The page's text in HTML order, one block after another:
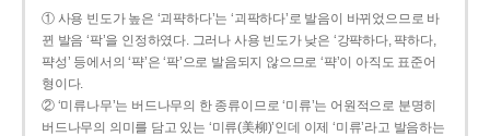
① 사용 빈도가 높은 ‘괴퍅하다’는 ‘괴팍하다’로 발음이 바뀌었으므로 바
뀐 발음 ‘팍’을 인정하였다. 그러나 사용 빈도가 낮은 ‘강퍅하다, 퍅하다,
퍅성’ 등에서의 ‘퍅’은 ‘팍’으로 발음되지 않으므로 ‘퍅’이 아직도 표준어
형이다.
② ‘미류나무’는 버드나무의 한 종류이므로 ‘미류’는 어원적으로 분명히
버드나무의 의미를 담고 있는 ‘미류(美柳)’인데 이제 ‘미류’라고 발음하는